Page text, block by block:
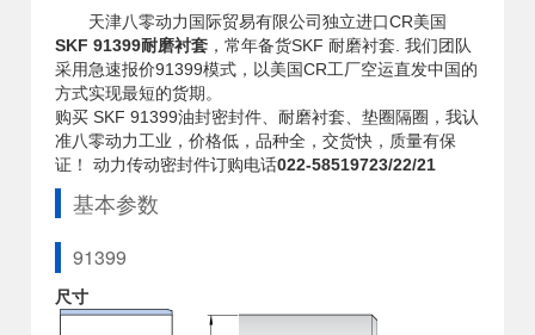
天津八零动力国际贸易有限公司独立进口CR美国
SKF 91399耐磨衬套 ，常年备货SKF 耐磨衬套. 我们团队
采用急速报价91399模式，以美国CR工厂空运直发中国的
方式实现最短的货期。
购买 SKF 91399油封密封件、耐磨衬套、垫圈隔圈，我认
准八零动力工业，价格低，品种全，交货快，质量有保
证！ 动力传动密封件订购电话022-58519723/22/21
基本参数
91399
尺寸